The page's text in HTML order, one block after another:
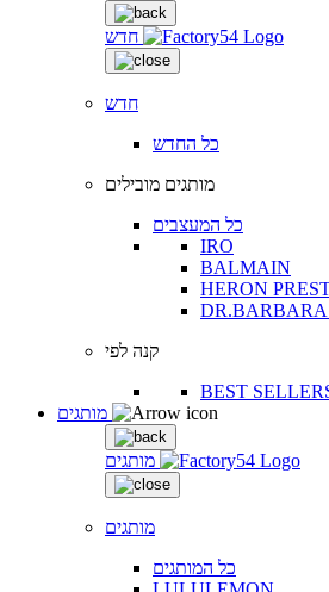
חדש
חדש
כל החדש
מותגים מובילים
כל המעצבים
IRO
BALMAIN
HERON
קנה לפי
BEST
מותגים
מותגים
כל המותגים